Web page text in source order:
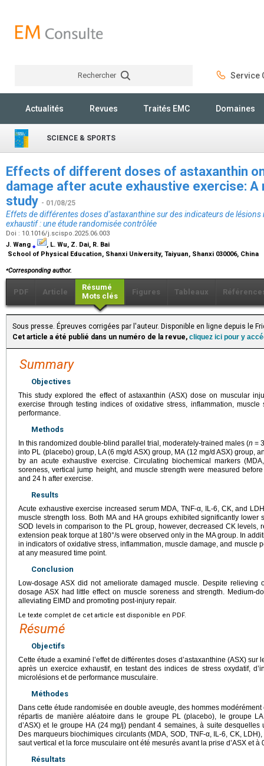
Rechercher Service
Actualités Revues Traités EMC Domaines
SCIENCE & SPORTS
Effects of different doses of astaxanthin
damage after acute exhaustive exercise:
study - 01/08/25
Effets de différentes doses d’astaxanthine sur des indicateurs de
exhaustif : une étude randomisée contrôlée
Doi : 10.1016/j.scispo.2025.06.003
J. Wang ⁎
, L. Wu, Z. Dai, R. Bai
School of Physical Education, Shanxi University, Taiyuan, Shanxi 030006, China
⁎Corresponding author.
PDF Article
Résumé
Mots clés
Figures Tableaux
Sous presse. Épreuves corrigées par l'auteur. Disponible en ligne depuis le
Cet article a été publié dans un numéro de la revue, cliquez ici pour y
Summary
Objectives
This study explored the effect of astaxanthin (ASX) dose on muscular
exercise through testing indices of oxidative stress, inflammation,
performance.
Methods
In this randomized double-blind parallel trial, moderately-trained males (n =
into PL (placebo) group, LA (6 mg/d ASX) group, MA (12 mg/d ASX) group,
by an acute exhaustive exercise. Circulating biochemical markers
soreness, vertical jump height, and muscle strength were measured
and 24 h after exercise.
Results
Acute exhaustive exercise increased serum MDA, TNF-α, IL-6, CK, and
muscle strength loss. Both MA and HA groups exhibited significantly lower
SOD levels in comparison to the PL group, however, decreased CK levels,
extension peak torque at 180°/s were observed only in the MA group. In
in indicators of oxidative stress, inflammation, muscle damage, and muscle
at any measured time point.
Conclusion
Low-dosage ASX did not ameliorate damaged muscle. Despite relieving
dosage ASX had little effect on muscle soreness and strength. Medium-
alleviating EIMD and promoting post-injury repair.
Le texte complet de cet article est disponible en PDF.
Résumé
Objectifs
Cette étude a examiné l’effet de différentes doses d’astaxanthine (ASX)
après un exercice exhaustif, en testant des indices de stress oxydatif,
microlésions et de performance musculaire.
Méthodes
Dans cette étude randomisée en double aveugle, des hommes modérément
répartis de manière aléatoire dans le groupe PL (placebo), le groupe
d’ASX) et le groupe HA (24 mg/j) pendant 4 semaines, à suite desquelles
Des marqueurs biochimiques circulants (MDA, SOD, TNF-α, IL-6, CK,
saut vertical et la force musculaire ont été mesurés avant la prise d’ASX et à
Résultats